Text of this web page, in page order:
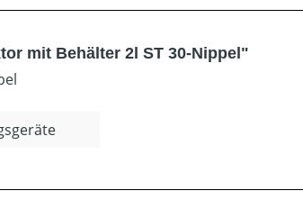
mit Behälter 2l ST 30-Nippel"